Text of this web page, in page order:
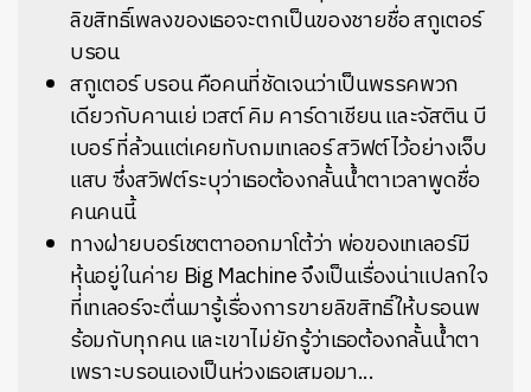
ลิขสิทธิ์เพลงของเธอจะตกเป็นของชายชื่อสกูเตอร์
บรอน
สกูเตอร์ บรอน คือคนที่ชัดเจนว่าเป็นพรรคพวก
เดียวกับคานเย่ เวสต์ คิม คาร์ดาเชียน และจัสติน บี
เบอร์ ที่ล้วนแต่เคยทับถมเทเลอร์ สวิฟต์ไว้อย่างเจ็บ
แสบ ซึ่งสวิฟต์ระบุว่าเธอต้องกลั้นน้ำตาเวลาพูดชื่อ
คนคนนี้
ทางฝ่ายบอร์เชตตาออกมาโต้ว่า พ่อของเทเลอร์มี
หุ้นอยู่ในค่าย Big Machine จึงเป็นเรื่องน่าแปลกใจ
ที่เทเลอร์จะตื่นมารู้เรื่องการขายลิขสิทธิ์ให้บรอนพ
ร้อมกับทุกคน และเขาไม่ยักรู้ว่าเธอต้องกลั้นน้ำตา
เพราะบรอนเองเป็นห่วงเธอเสมอมา...